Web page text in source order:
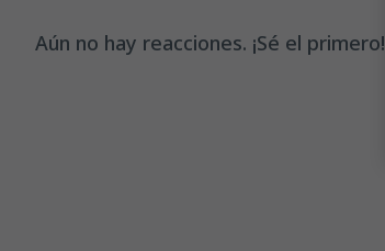
Aún no hay reacciones. ¡Sé el primero!